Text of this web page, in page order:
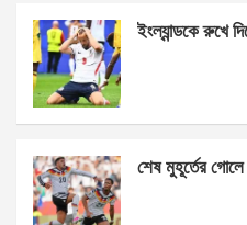
ইংল্যান্ডকে রুখে
শেষ মুহূর্তের